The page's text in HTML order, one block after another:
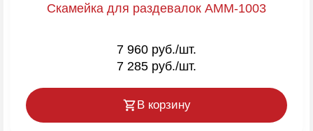
Скамейка для раздевалок AMM-1003
7 960 руб./шт.
7 285 руб./шт.
В корзину